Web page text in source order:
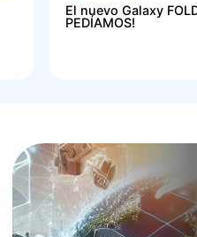
El nuevo Galaxy
PEDÍAMOS!